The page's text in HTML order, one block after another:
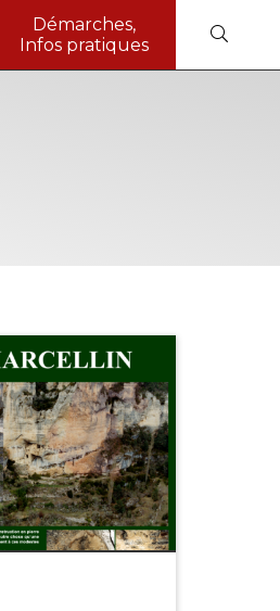
Démarches,
Infos pratiques